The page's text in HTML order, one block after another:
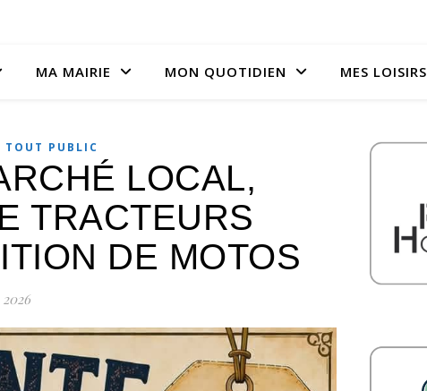
MA MAIRIE MON QUOTIDIEN MES LOISIRS
TOUT PUBLIC
LOCAL,
TRACTEURS
DE MOTOS